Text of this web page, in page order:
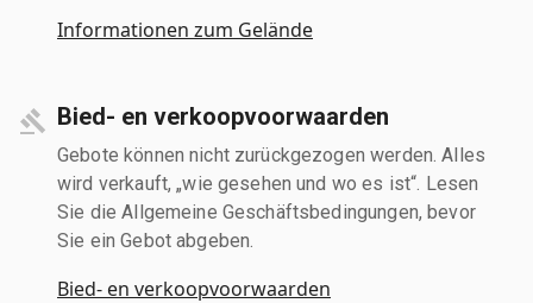
Informationen zum Gelände
Bied- en verkoopvoorwaarden
Gebote können nicht zurückgezogen werden. Alles
wird verkauft, „wie gesehen und wo es ist“. Lesen
Sie die Allgemeine Geschäftsbedingungen, bevor
Sie ein Gebot abgeben.
Bied- en verkoopvoorwaarden